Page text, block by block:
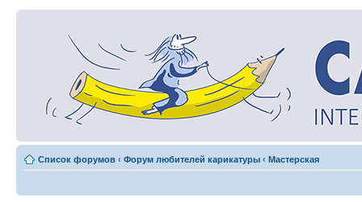
Список форумов ‹ Форум любителей карикатуры ‹ Мастерская